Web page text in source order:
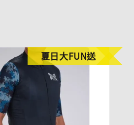
夏日大FUN送